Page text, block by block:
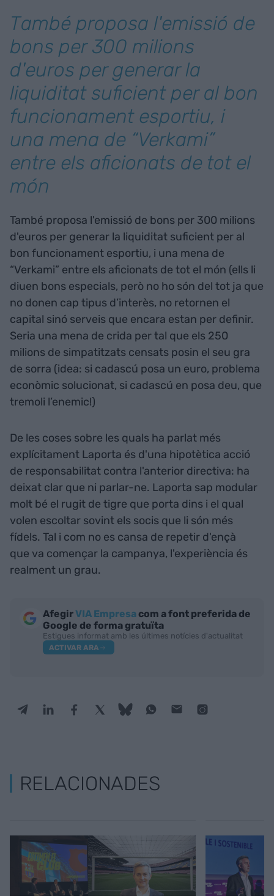
També proposa l'emissió de
bons per 300 milions
d'euros per generar la
liquiditat suficient per al bon
funcionament esportiu, i
una mena de “Verkami”
entre els aficionats de tot el
món
També proposa l'emissió de bons per 300 milions
d'euros per generar la liquiditat suficient per al
bon funcionament esportiu, i una mena de
“Verkami” entre els aficionats de tot el món (ells li
diuen bons especials, però no ho són del tot ja que
no donen cap tipus d’interès, no retornen el
capital sinó serveis que encara estan per definir.
Seria una mena de crida per tal que els 250
milions de simpatitzats censats posin el seu gra
de sorra (idea: si cadascú posa un euro, problema
econòmic solucionat, si cadascú en posa deu, que
tremoli l’enemic!)
De les coses sobre les quals ha parlat més
explícitament Laporta és d'una hipotètica acció
de responsabilitat contra l'anterior directiva: ha
deixat clar que ni parlar-ne. Laporta sap modular
molt bé el rugit de tigre que porta dins i el qual
volen escoltar sovint els socis que li són més
fídels. Tal i com no es cansa de repetir d'ençà
que va començar la campanya, l'experiència és
realment un grau.
AfegirVIA Empresa com a font preferida de
Google de forma gratuïta
Estigues informat amb les últimes notícies d'actualitat
ACTIVAR ARA
RELACIONADES